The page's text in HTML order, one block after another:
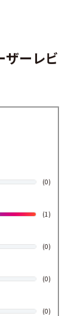
ーレビ
(0)
(1)
(0)
(0)
(0)